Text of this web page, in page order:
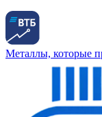
Металлы, которые